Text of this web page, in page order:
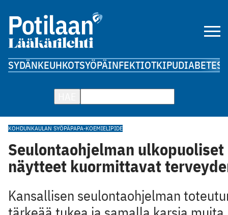
SYDÄNKEUHKOTSYÖPÄINFEKTIOTKIPUDIABETES
KOHDUNKAULAN SYÖPÄPAPA-KOEMIELIPIDE
Seulontaohjelman
näytteet kuormittavat
Kansallisen seulontaohjelman